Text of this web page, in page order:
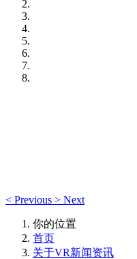
< Previous > Next
你的位置
首页
关于VR新闻资讯